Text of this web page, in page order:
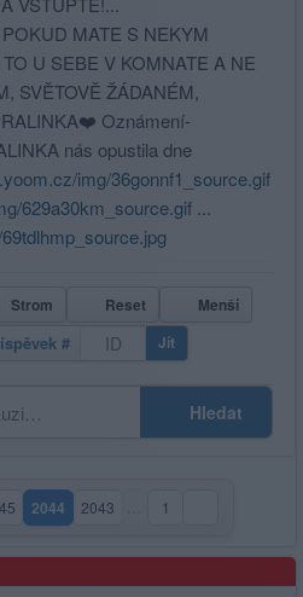
MATE S NEKYM
U SEBE V KOMNATE A NE
SVĚTOVĚ ŽÁDANÉM,
Oznámení-
nás opustila dne
img/36gonnf1_source.gif
629a30km_source.gif ...
Strom Reset
Menší
# Jít
Hledat
2044(aktuální strana)
2043 1